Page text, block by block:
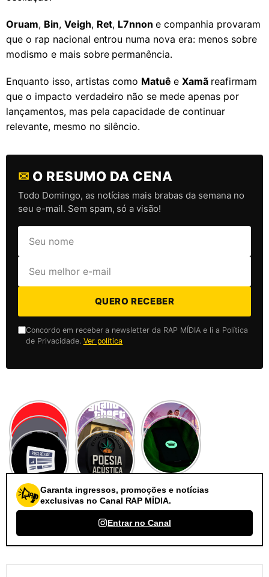
Oruam, Bin, Veigh, Ret, L7nnone companhia provaram
que o rap nacional entrou numa nova era: menos sobre
modismo e mais sobre permanência.
Enquanto isso, artistas como MatuêeXamã reafirmam
que o impacto verdadeiro não se mede apenas por
lançamentos, mas pela capacidade de continuar
relevante, mesmo no silêncio.
✉ O RESUMO DA CENA
Todo Domingo, as notícias mais brabas da semana no
seu e-mail. Sem spam, só a visão!
QUERO RECEBER
Concordo em receber a newsletter da RAP MÍDIA e li a Política
de Privacidade. Ver política
Garanta ingressos, promoções e notícias
exclusivas no Canal RAP MÍDIA.
Entrar no Canal